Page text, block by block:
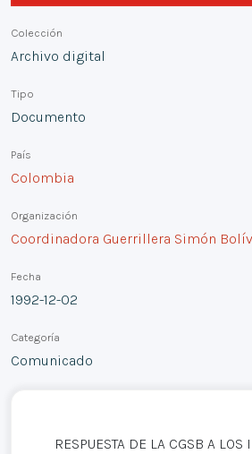
Colección
Archivo digital
Tipo
Documento
País
Colombia
Organización
Coordinadora Guerrillera Simón
Fecha
1992-12-02
Categoría
Comunicado
RESPUESTA DE LA CGSB A LOS